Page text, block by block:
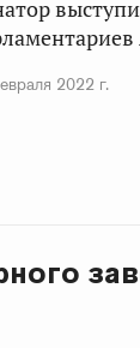
2022 г.